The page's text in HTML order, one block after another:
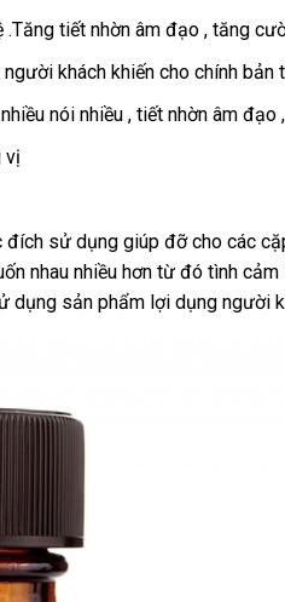
.Tăng tiết nhờn âm đạo vệ
sinh
, tăng
khách khiến cho chính bản
nói nhiều đặt
, tiết nhờn âm đạo
vị
đích sử dụng giúp đỡ cho các
nhau nhiều hơn từ đó tình cảm
sản phẩm lợi dụng người